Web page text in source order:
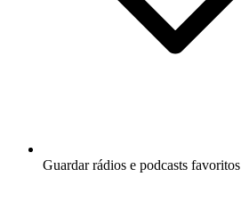
Guardar rádios e podcasts favoritos